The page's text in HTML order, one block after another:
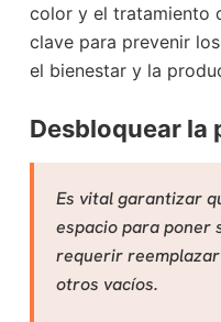
color y el tratamiento
clave para prevenir
el bienestar y la
Desbloquear la
Es vital garantizar
espacio para poner
requerir
otros vacíos.